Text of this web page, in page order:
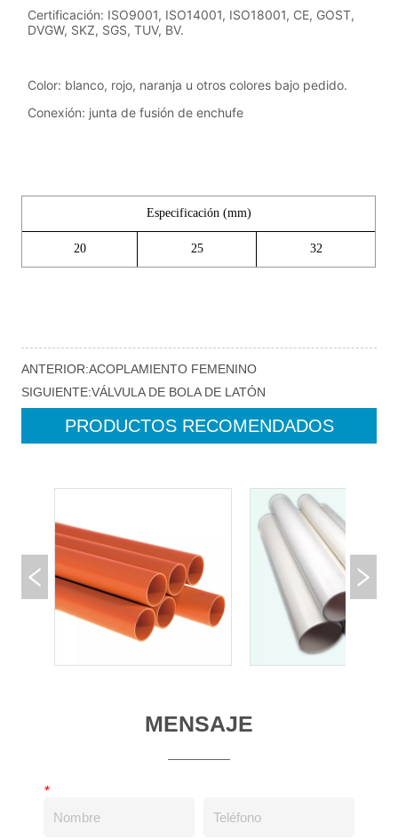
ANTERIOR:ACOPLAMIENTO FEMENINO
SIGUIENTE:VÁLVULA DE BOLA DE LATÓN
PRODUCTOS RECOMENDADOS
MENSAJE
*